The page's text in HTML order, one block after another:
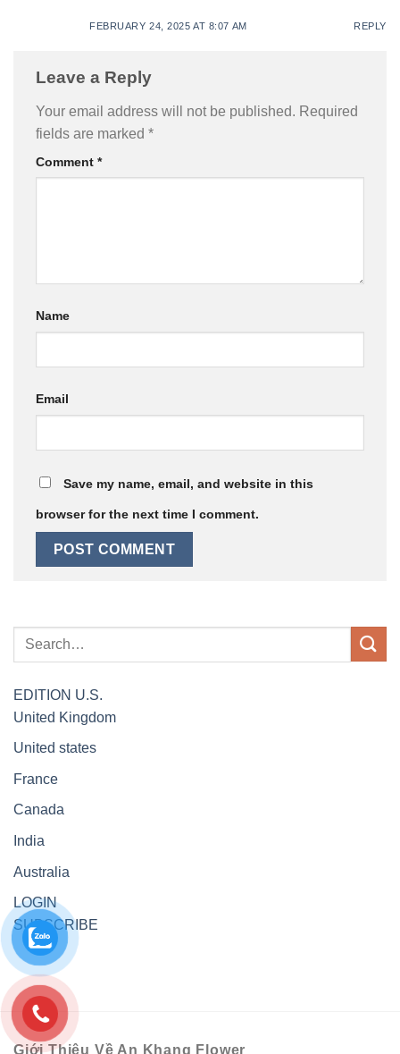
FEBRUARY 24, 2025 AT 8:07 AM REPLY
Leave a Reply
Your email address will not be published. Required
fields are marked *
Comment *
Name
Email
Save my name, email, and website in this
browser for the next time I comment.
EDITION U.S.
United Kingdom
United states
France
Canada
India
Australia
LOGIN
SUBSCRIBE
Giới Thiệu Về An Khang Flower